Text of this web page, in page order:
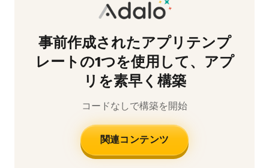
事前作成されたアプリテンプ
レートの1つを使用して、アプ
リを素早く構築
コードなしで構築を開始
関連コンテンツ